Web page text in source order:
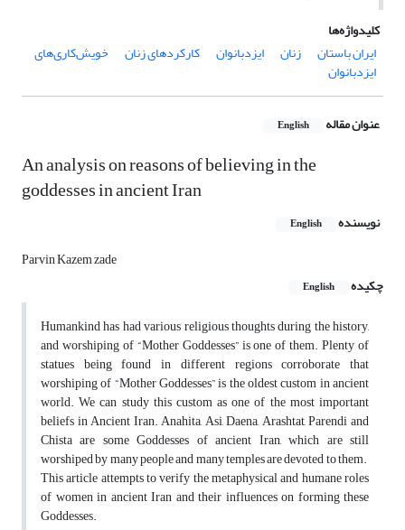
کلیدواژه‌ها
ایران باستان
زنان ایزدبانوان کارکردهای زنان خویش‌کاری‌های
ایزدبانوان
عنوان مقاله English
An analysis on reasons of believing in the
goddesses in ancient Iran
نویسنده English
Parvin Kazem zade
چکیده
English
Humankind has had various religious thoughts during the history,
and worshiping of “Mother Goddesses” is one of them. Plenty of
statues being found in different regions corroborate that
worshiping of “Mother Goddesses” is the oldest custom in ancient
world. We can study this custom as one of the most important
beliefs in Ancient Iran. Anahita, Asi, Daena, Arashtat, Parendi and
Chista are some Goddesses of ancient Iran, which are still
worshiped by many people and many temples are devoted to them.
This article attempts to verify the metaphysical and humane roles
of women in ancient Iran and their influences on forming these
Goddesses.